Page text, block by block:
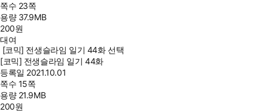
쪽수 23쪽
용량 37.9MB
200원
대여
[코믹] 전생슬라임 일기 44화 선택
[코믹] 전생슬라임 일기 44화
등록일 2021.10.01
쪽수 15쪽
용량 21.9MB
200원